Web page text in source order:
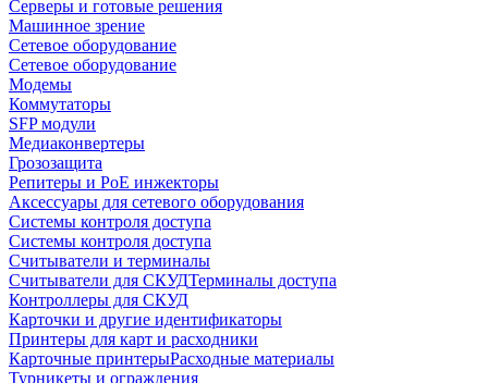
Серверы и готовые решения
Машинное зрение
Сетевое оборудование
Сетевое оборудование
Модемы
Коммутаторы
SFP модули
Медиаконвертеры
Грозозащита
Репитеры и PoE инжекторы
Аксессуары для сетевого оборудования
Системы контроля доступа
Системы контроля доступа
Считыватели и терминалы
Считыватели для СКУДТерминалы доступа
Контроллеры для СКУД
Карточки и другие идентификаторы
Принтеры для карт и расходники
Карточные принтерыРасходные материалы
Турникеты и ограждения